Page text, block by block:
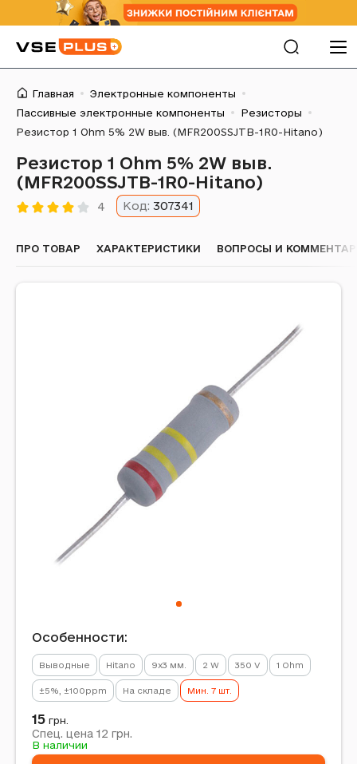
Главная
Электронные компоненты
Пассивные электронные компоненты
Резисторы
Резистор 1 Ohm 5% 2W выв. (MFR200SSJTB-1R0-Hitano)
Резистор 1 Ohm 5% 2W выв.
(MFR200SSJTB-1R0-Hitano)
4 Код: 307341
ПРО ТОВАР ХАРАКТЕРИСТИКИ ВОПРОСЫ И
Особенности:
Выводные Hitano 9x3 мм. 2 W 350 V 1 Ohm
±5%, ±100ppm На складе Мин. 7 шт.
15 грн.
Спец. цена 12 грн.
В наличии